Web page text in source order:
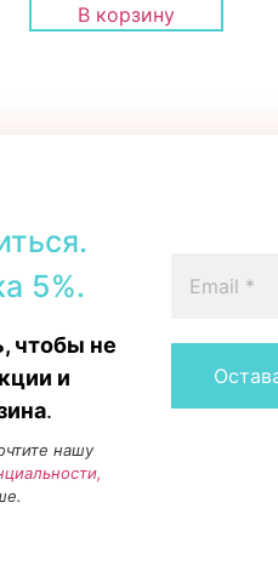
5%.
чтобы не
и
.
нашу
В корзину
Tallinn